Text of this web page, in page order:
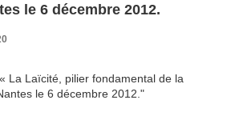
le 6 décembre 2012.